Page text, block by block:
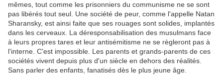
mêmes, tout comme les prisonniers du communisme ne se sont
pas libérés tout seul. Une société de peur, comme l'appelle Natan
Sharansky, est ainsi faite que ses rouages sont solides, implantés
dans les cerveaux. La déresponsabilisation des musulmans face
à leurs propres tares et leur antisémitisme ne se règleront pas à
l'interne. C'est impossible. Les parents et grands-parents de ces
sociétés vivent depuis plus d'un siècle en dehors des réalités.
Sans parler des enfants, fanatisés dès le plus jeune âge.